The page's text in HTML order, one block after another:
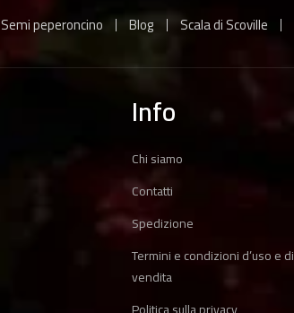
Semi peperoncino Blog Scala di Scoville
Info
Chi siamo
Contatti
Spedizione
Termini e condizioni d’uso e di
vendita